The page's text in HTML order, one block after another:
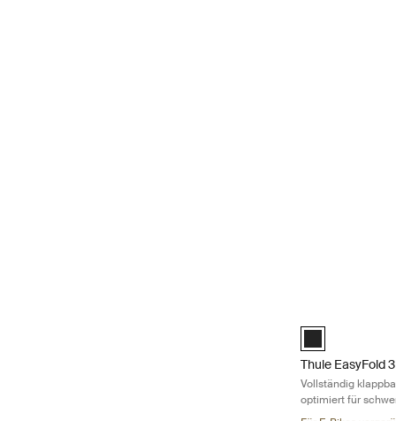
Thule
Black (selected)
Thule EasyFold 3
Vollständig
optimiert für